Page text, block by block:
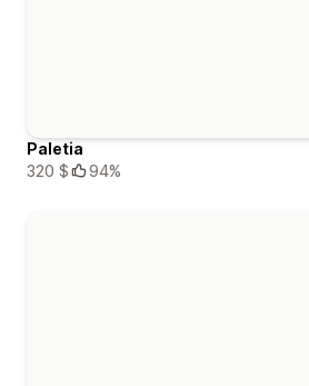
Paletia
320 $
94%